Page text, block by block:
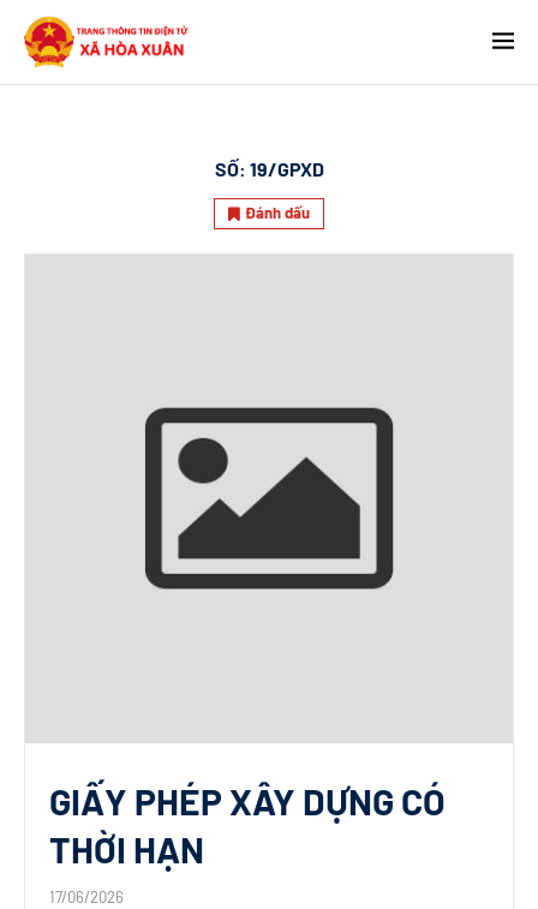
SỐ: 19/GPXD
Đánh dấu
GIẤY PHÉP XÂY DỰNG CÓ
THỜI HẠN
17/06/2026